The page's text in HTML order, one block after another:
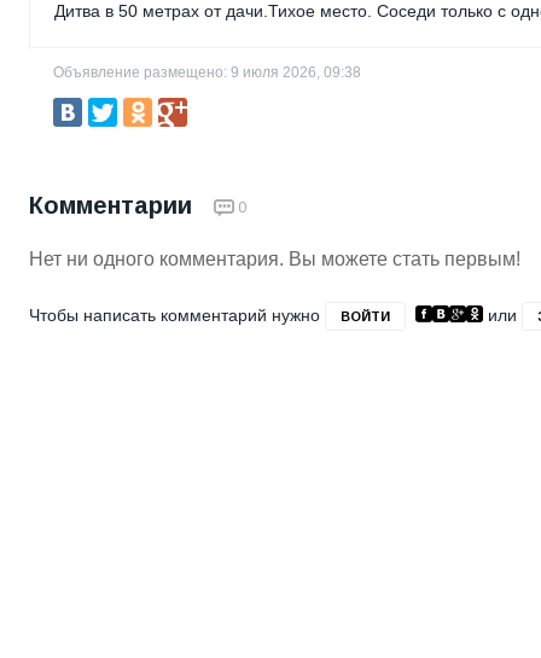
Дитва в 50 метрах от дачи.Тихое место. Соседи только с
Объявление размещено: 9 июля 2026, 09:38
Комментарии 0
Нет ни одного комментария. Вы можете стать первым!
Чтобы написать комментарий нужно ВОЙТИ или